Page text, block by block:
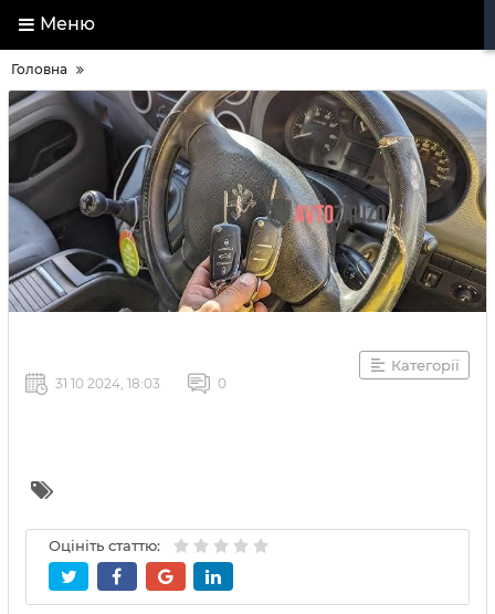
Меню
Головна
Категорії
31 10 2024, 18:03 0
Оцініть статтю: